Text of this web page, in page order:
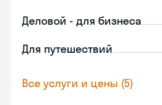
Деловой - для бизнеса
Для путешествий
Все услуги и цены (5)